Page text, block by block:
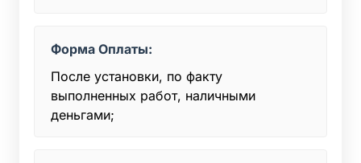
Форма Оплаты:
После установки, по факту
выполненных работ, наличными
деньгами;